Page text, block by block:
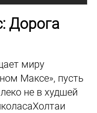
Дорога
миру
Максе», пусть
не в худшей